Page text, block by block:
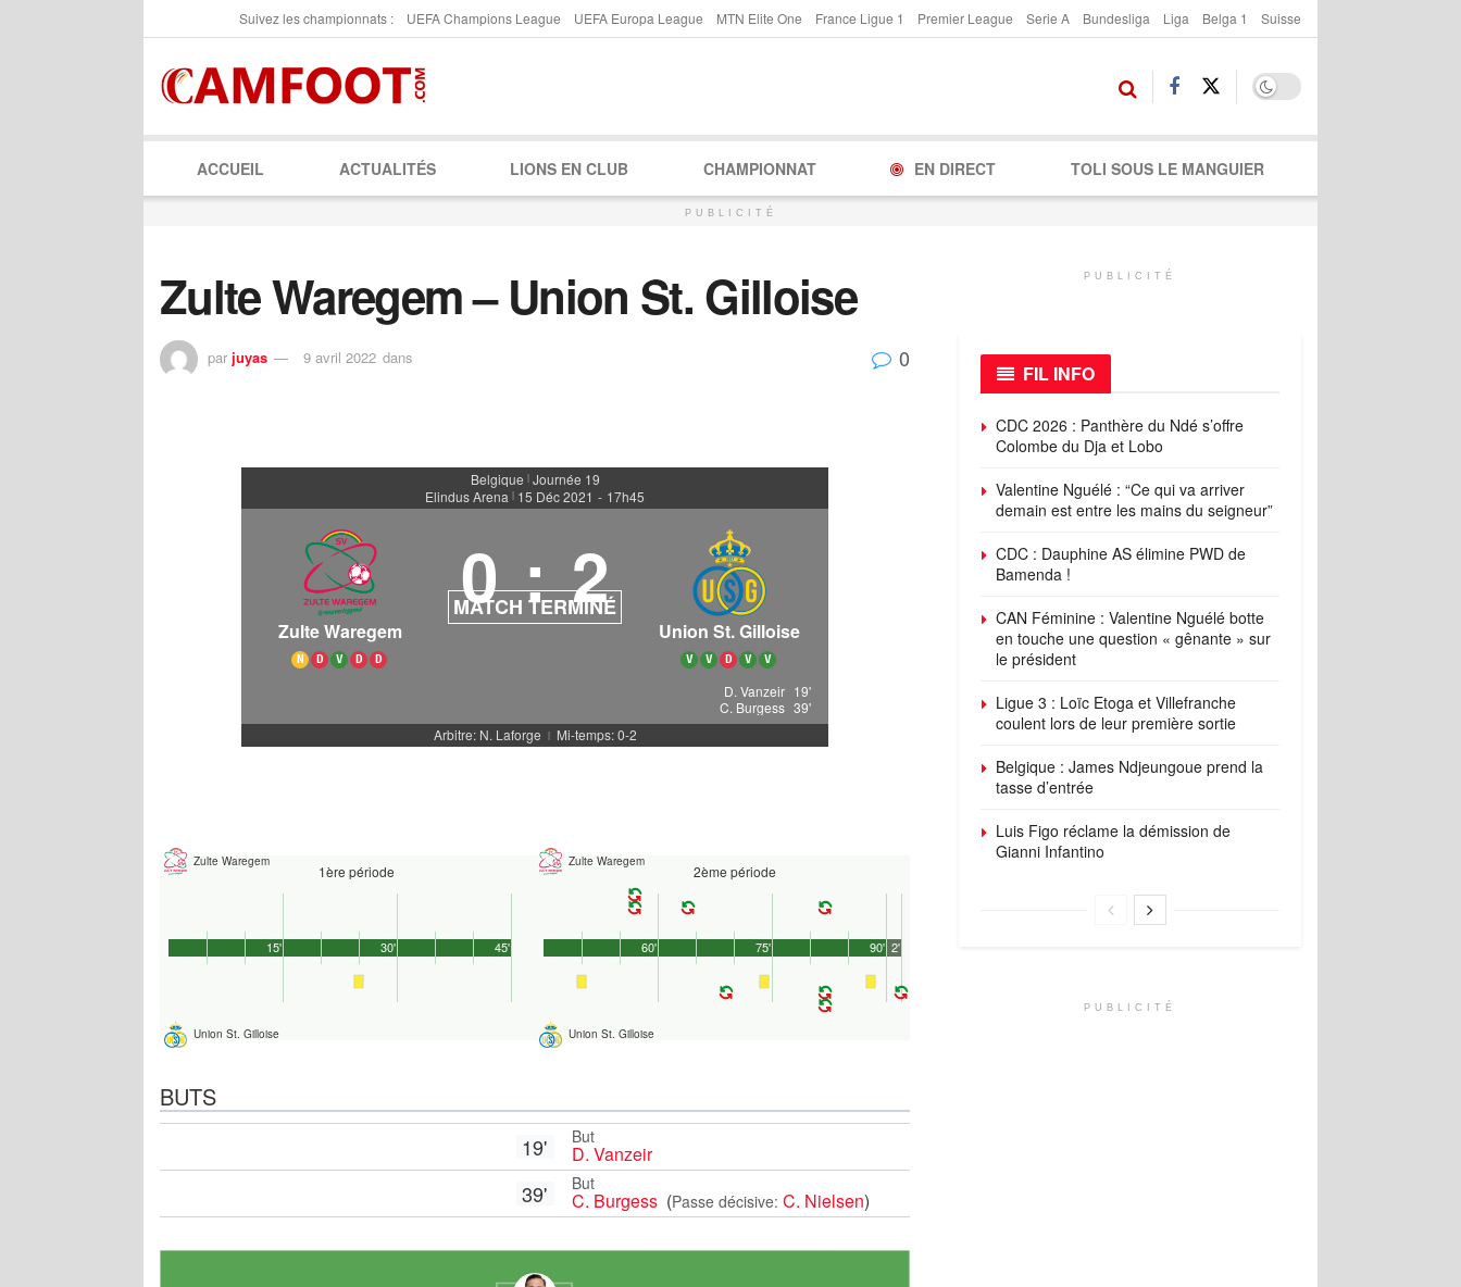
Suivez les championnats : UEFA Champions League UEFA Europa League MTN Elite One France Ligue 1 Premier League Serie A Bundesliga Liga Belga 1 Suisse
ACCUEIL ACTUALITÉS LIONS EN CLUB CHAMPIONNAT EN DIRECT TOLI SOUS LE MANGUIER
PUBLICITÉ
Zulte Waregem – Union St. Gilloise
par juyas 9 avril 2022 dans 0
Belgique | Journée 19
Elindus Arena | 15 Déc 2021 - 17h45
Zulte Waregem
N D V D D
0 : 2
MATCH TERMINÉ
Union St. Gilloise
V V D V V
D. Vanzeir 19'
C. Burgess 39'
Arbitre: N. Laforge
| Mi-temps: 0-2
Zulte Waregem
1ère période
Union St. Gilloise
45'
15' 30'
Zulte Waregem
2ème période
Union St. Gilloise
90'
60' 75' 2'
BUTS
19' But
D. Vanzeir
39' But
C. Burgess (Passe décisive: C. Nielsen)
PUBLICITÉ
FIL INFO
CDC 2026 : Panthère du Ndé s’offre
Colombe du Dja et Lobo
Valentine Nguélé : “Ce qui va arriver
demain est entre les mains du seigneur”
CDC : Dauphine AS élimine PWD de
Bamenda !
CAN Féminine : Valentine Nguélé botte
en touche une question « gênante » sur
le président
Ligue 3 : Loïc Etoga et Villefranche
coulent lors de leur première sortie
Belgique : James Ndjeungoue prend la
tasse d’entrée
Luis Figo réclame la démission de
Gianni Infantino
PUBLICITÉ